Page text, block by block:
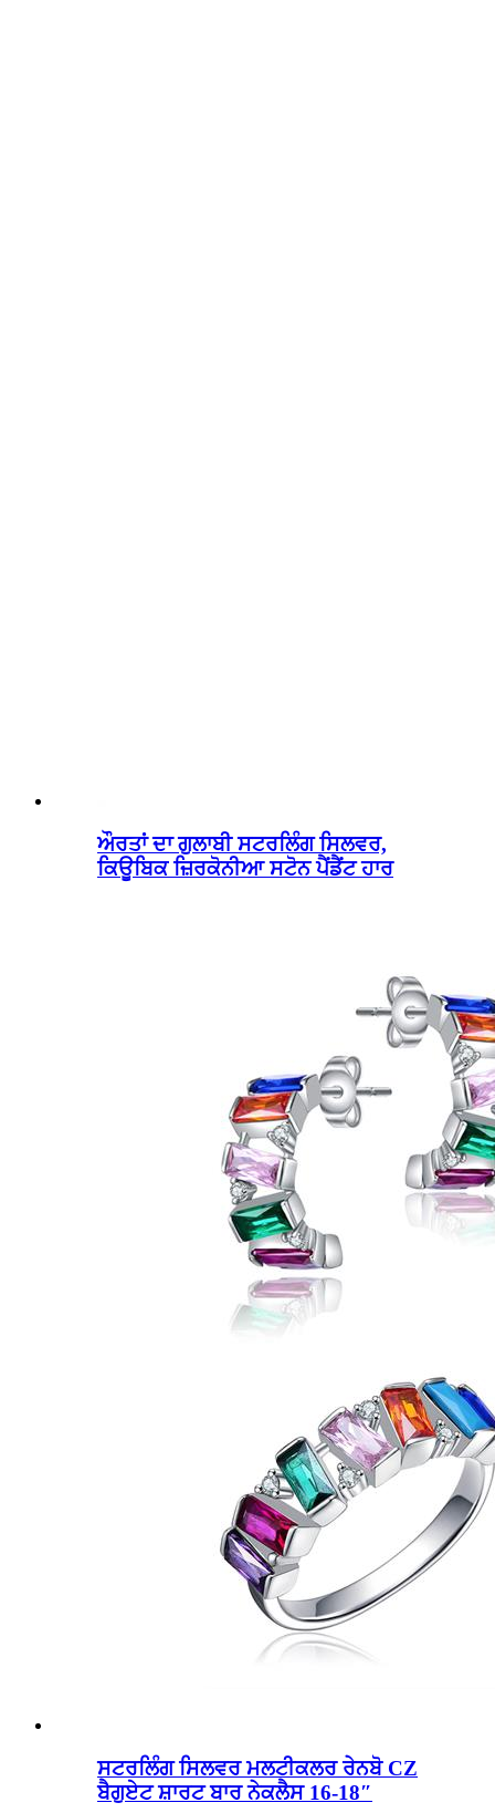
ਔਰਤਾਂ ਦਾ ਗੁਲਾਬੀ ਸਟਰਲਿੰਗ ਸਿਲਵਰ,
ਕਿਊਬਿਕ ਜ਼ਿਰਕੋਨੀਆ ਸਟੋਨ ਪੈਂਡੈਂਟ ਹਾਰ
ਸਟਰਲਿੰਗ ਸਿਲਵਰ ਮਲਟੀਕਲਰ ਰੇਨਬੋ CZ
ਬੈਗੁਏਟ ਸ਼ਾਰਟ ਬਾਰ ਨੇਕਲੈਸ 16-18″